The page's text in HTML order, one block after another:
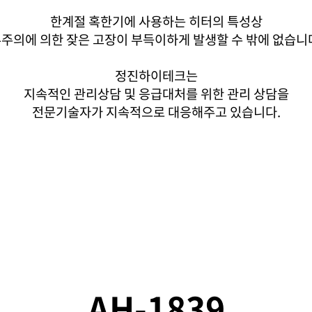
한계절 혹한기에 사용하는 히터의 특성상
의에 의한 잦은 고장이 부득이하게 발생할 수 밖에 없습니
정진하이테크는
지속적인 관리상담 및 응급대처를 위한 관리 상담을
전문기술자가 지속적으로 대응해주고 있습니다.